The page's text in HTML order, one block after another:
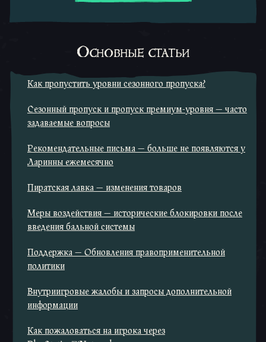
Основные статьи
Как пропустить уровни сезонного пропуска?
Сезонный пропуск и пропуск премиум-уровня — часто
задаваемые вопросы
Рекомендательные письма — больше не появляются у
Ларинны ежемесячно
Пиратская лавка — изменения товаров
Меры воздействия — исторические блокировки после
введения бальной системы
Поддержка — Обновления правоприменительной
политики
Внутриигровые жалобы и запросы дополнительной
информации
Как пожаловаться на игрока через